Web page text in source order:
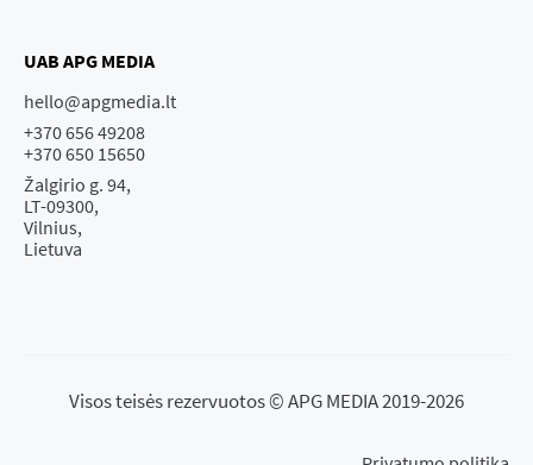
UAB APG MEDIA
hello@apgmedia.lt
+370 656 49208
+370 650 15650
Žalgirio g. 94,
LT-09300,
Vilnius,
Lietuva
Visos teisės rezervuotos © APG MEDIA 2019-2026